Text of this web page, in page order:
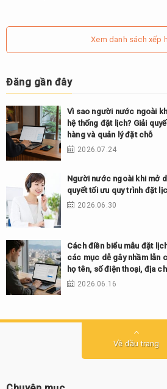
Xem danh sách xếp
Đăng gần đây
Vì sao người nước ngoài
hệ thống đặt lịch? Giải
hàng và quản lý đặt chỗ
2026.07.24
Người nước ngoài khi mở
quyết tối ưu quy trình đặt
2026.06.30
Cách điền biểu mẫu đặt
các mục dễ gây nhầm lẫn
họ tên, số điện thoại, địa
2026.06.16
Về đầu trang